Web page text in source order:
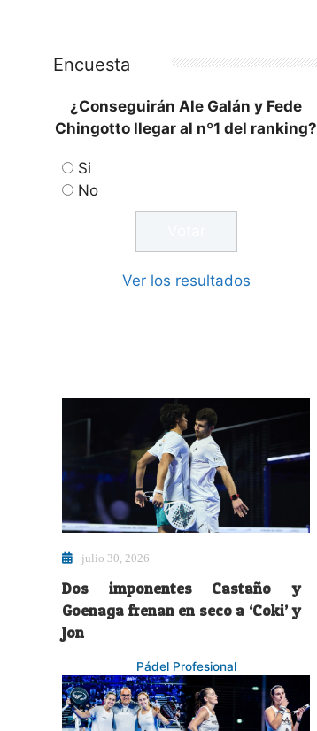
Encuesta
¿Conseguirán Ale Galán y Fede
Chingotto llegar al nº1 del ranking?
Si
No
Ver los resultados
julio 30, 2026
Dos imponentes Castaño y
Goenaga frenan en seco a ‘Coki’ y
Jon
Pádel Profesional